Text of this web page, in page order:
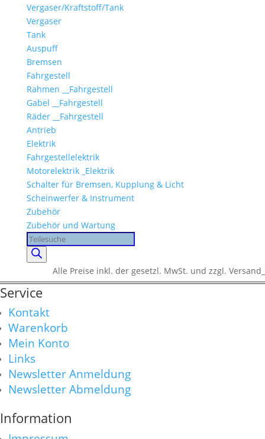
Vergaser/Kraftstoff/Tank
Vergaser
Tank
Auspuff
Bremsen
Fahrgestell
Rahmen __Fahrgestell
Gabel __Fahrgestell
Räder __Fahrgestell
Antrieb
Elektrik
Fahrgestellelektrik
Motorelektrik _Elektrik
Schalter für Bremsen, Kupplung & Licht
Scheinwerfer & Instrument
Zubehör
Zubehör und Wartung
Products
search
Alle Preise inkl. der gesetzl. MwSt. und zzgl. Versand_
Service
Kontakt
Warenkorb
Mein Konto
Links
Newsletter Anmeldung
Newsletter Abmeldung
Information